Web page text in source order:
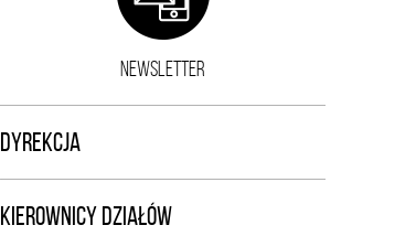
NEWSLETTER
DYREKCJA
KIEROWNICY DZIAŁÓW